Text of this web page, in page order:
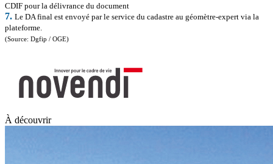
CDIF pour la délivrance du document
7. Le DA final est envoyé par le service du cadastre au géomètre-expert via la
plateforme.
(Source: Dgfip / OGE)
À découvrir